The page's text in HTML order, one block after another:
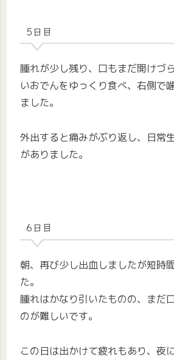
5日目
腫れが少し残り、口もまだ開けづ
いおでんをゆっくり食べ、右側で
ました。
外出すると痛みがぶり返し、日常
がありました。
6日目
朝、再び少し出血しましたが短時
た。
腫れはかなり引いたものの、まだ
のが難しいです。
この日は出かけて疲れもあり、夜